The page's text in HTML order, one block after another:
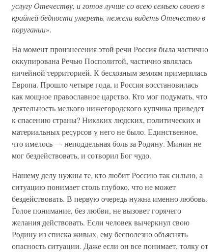
услугу Отечеству, и готов лучше со всею семьею своею в
крайней бедности умереть, нежели видеть Отечество в
поругании».
На момент произнесения этой речи Россия была частично
оккупирована Речью Посполитой, частично являлась
ничейной территорией. К бесхозным землям примерялась
Европа. Прошло четыре года, и Россия восстановилась
как мощное православное царство. Кто мог подумать, что
деятельность мелкого нижегородского купчика приведет
к спасению страны? Никаких людских, политических и
материальных ресурсов у него не было. Единственное,
что имелось — неподдельная боль за Родину. Минин не
мог бездействовать, и сотворил Бог чудо.
Нашему делу нужны те, кто любит Россию так сильно, а
ситуацию понимает столь глубоко, что не может
бездействовать. В первую очередь нужна именно любовь.
Голое понимание, без любви, не вызовет горячего
желания действовать. Если человек вычеркнул свою
Родину из списка живых, ему бесполезно объяснять
опасность ситуации. Даже если он все понимает, толку от